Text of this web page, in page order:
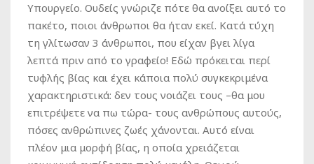
Υπουργείο. Ουδείς γνώριζε πότε θα ανοίξει αυτό το
πακέτο, ποιοι άνθρωποι θα ήταν εκεί. Κατά τύχη
τη γλίτωσαν 3 άνθρωποι, που είχαν βγει λίγα
λεπτά πριν από το γραφείο! Εδώ πρόκειται περί
τυφλής βίας και έχει κάποια πολύ συγκεκριμένα
χαρακτηριστικά: δεν τους νοιάζει τους –θα μου
επιτρέψετε να πω τώρα- τους ανθρώπους αυτούς,
πόσες ανθρώπινες ζωές χάνονται. Αυτό είναι
πλέον μια μορφή βίας, η οποία χρειάζεται